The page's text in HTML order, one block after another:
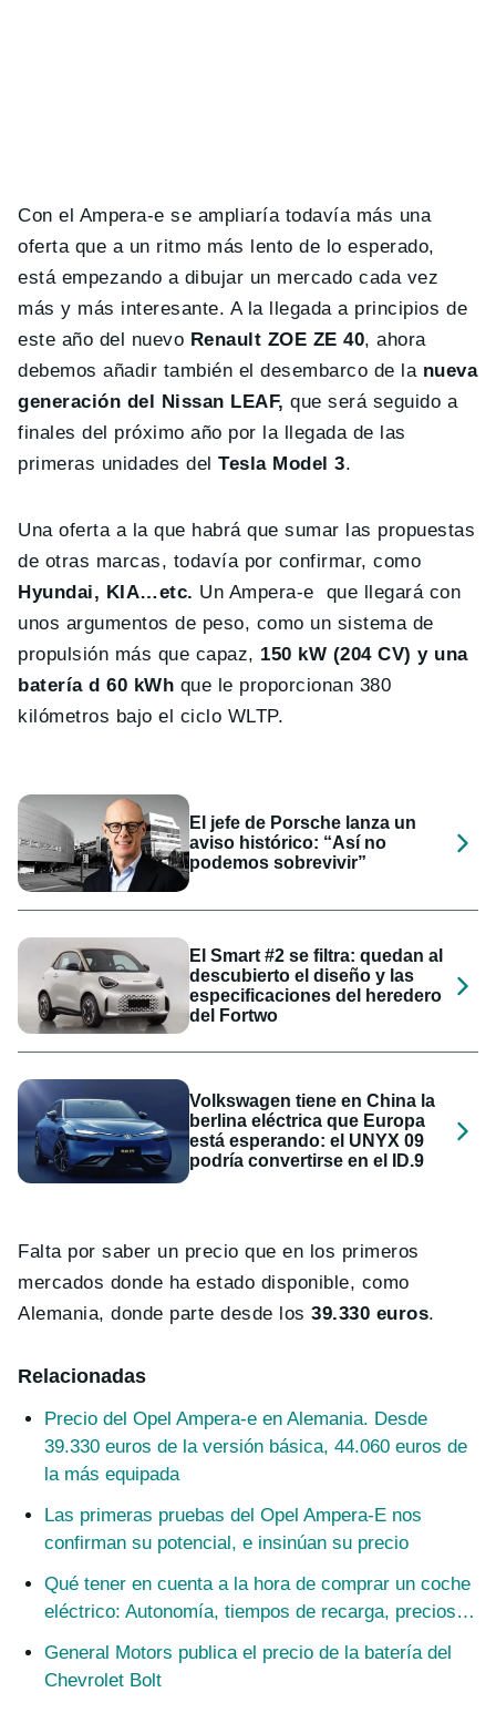
Con el Ampera-e se ampliaría todavía más una
oferta que a un ritmo más lento de lo esperado,
está empezando a dibujar un mercado cada vez
más y más interesante. A la llegada a principios de
este año del nuevo Renault ZOE ZE 40, ahora
debemos añadir también el desembarco de la nueva
generación del Nissan LEAF, que será seguido a
finales del próximo año por la llegada de las
primeras unidades delTesla Model 3.
Una oferta a la que habrá que sumar las propuestas
de otras marcas, todavía por confirmar, como
Hyundai, KIA…etc. Un Ampera-e que llegará con
unos argumentos de peso, como un sistema de
propulsión más que capaz, 150 kW (204 CV) y una
batería d 60 kWh que le proporcionan 380
kilómetros bajo el ciclo WLTP.
El jefe de Porsche lanza un
aviso histórico: “Así no
podemos sobrevivir”
El Smart #2 se filtra: quedan al
descubierto el diseño y las
especificaciones del heredero
del Fortwo
Volkswagen tiene en China la
berlina eléctrica que Europa
está esperando: el UNYX 09
podría convertirse en el ID.9
Falta por saber un precio que en los primeros
mercados donde ha estado disponible, como
Alemania, donde parte desde los39.330 euros.
Relacionadas
Precio del Opel Ampera-e en Alemania. Desde
39.330 euros de la versión básica, 44.060 euros de
la más equipada
Las primeras pruebas del Opel Ampera-E nos
confirman su potencial, e insinúan su precio
Qué tener en cuenta a la hora de comprar un coche
eléctrico: Autonomía, tiempos de recarga, precios…
General Motors publica el precio de la batería del
Chevrolet Bolt